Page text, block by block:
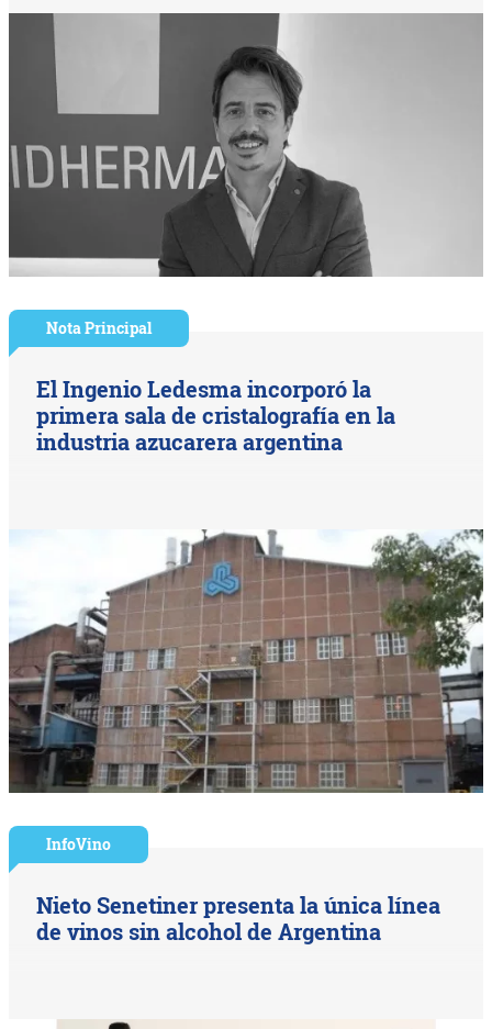
Nota Principal
El Ingenio Ledesma incorporó la
primera sala de cristalografía en la
industria azucarera argentina
InfoVino
Nieto Senetiner presenta la única línea
de vinos sin alcohol de Argentina